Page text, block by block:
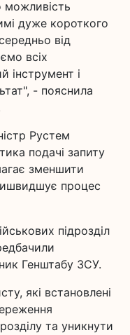
дуже короткого
від
всіх
інструмент і
- пояснила
Рустем
подачі запиту
зменшити
процес
підрозділ
Генштабу ЗСУ.
які встановлені
та уникнути